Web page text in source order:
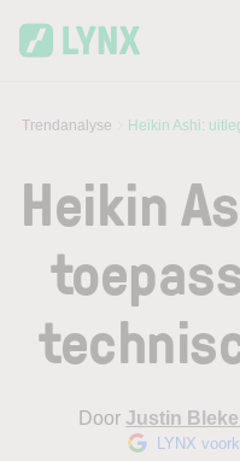
Trendanalyse Heikin Ashi:
Heikin
Door Justin
LYNX